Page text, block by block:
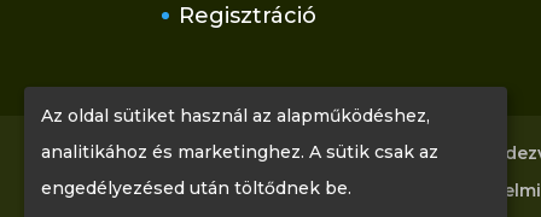
Regisztráció
Főoldal Tudástár Rólunk
Kapcsolat
Regisztráció
Az oldal sütiket használ az alapműködéshez,
analitikához és marketinghez. A sütik csak az
engedélyezésed után töltődnek be.